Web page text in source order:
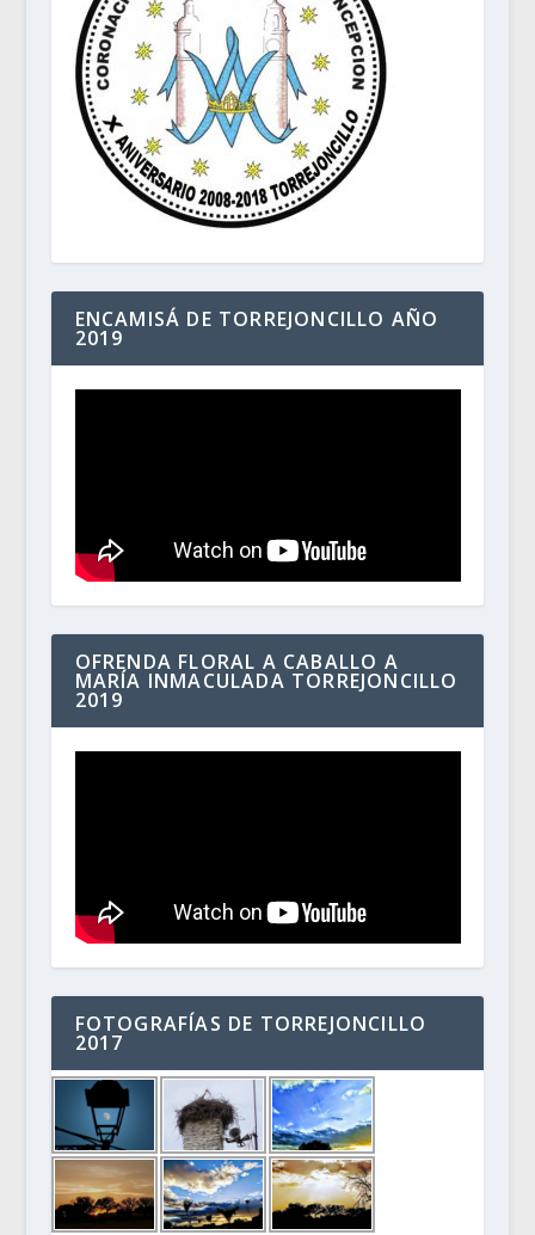
ENCAMISÁ DE TORREJONCILLO AÑO
2019
OFRENDA FLORAL A CABALLO A
MARÍA INMACULADA TORREJONCILLO
2019
FOTOGRAFÍAS DE TORREJONCILLO
2017